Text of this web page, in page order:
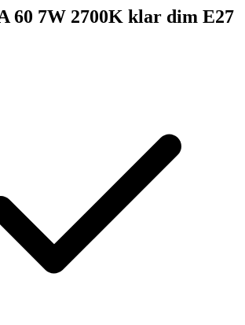
60 7W 2700K klar dim E27